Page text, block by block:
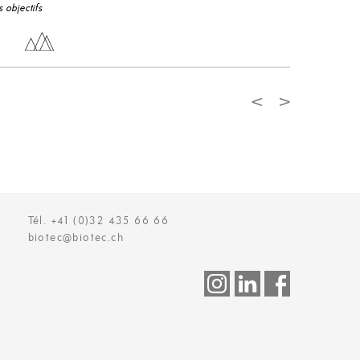
objectifs
< >
Tél. +41 (0)32 435 66 66
biotec@biotec.ch